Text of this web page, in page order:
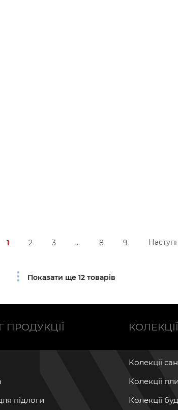
1 2 3 ... 8 9
Показати ще 12 товарів
ПРОДУКЦІЇ
підлоги
КОЛЕКЦІЇ
Колекції
Колекції
Колекції